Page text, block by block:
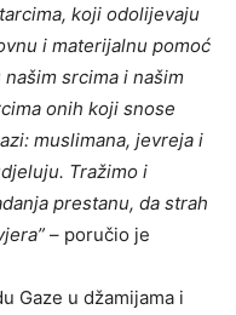
koji odolijevaju
i materijalnu pomoć
srcima i našim
onih koji snose
muslimana, jevreja i
Tražimo i
prestanu, da strah
– poručio je
Gaze u džamijama i